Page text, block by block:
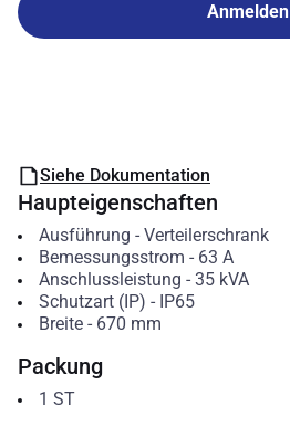
Anmelden
Siehe Dokumentation
Haupteigenschaften
Ausführung - Verteilerschrank
Bemessungsstrom - 63 A
Anschlussleistung - 35 kVA
Schutzart (IP) - IP65
Breite- 670 mm
Packung
1 ST